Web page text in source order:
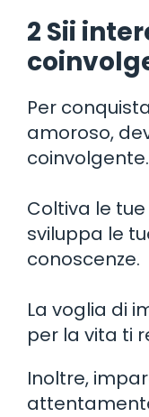
2 Sii
Per
amoroso,
coinvolgente.
Coltiva le
sviluppa le
conoscenze.
La voglia di
per la vita ti
Inoltre,